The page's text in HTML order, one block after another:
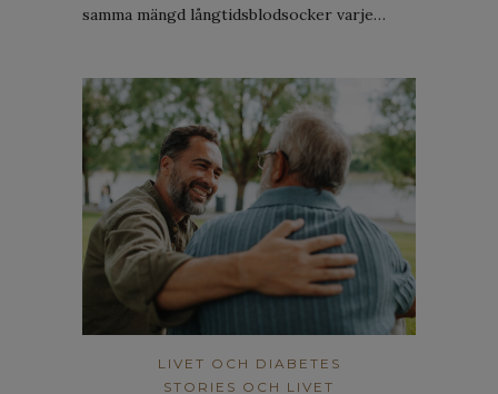
samma mängd långtidsblodsocker varje…
LIVET OCH DIABETES
STORIES OCH LIVET